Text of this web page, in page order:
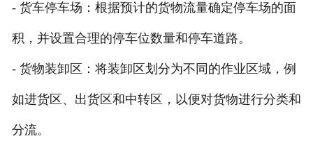
- 货车停车场：根据预计的货物流量确定停车场的面
积，并设置合理的停车位数量和停车道路。
- 货物装卸区：将装卸区划分为不同的作业区域，例
如进货区、出货区和中转区，以便对货物进行分类和
分流。